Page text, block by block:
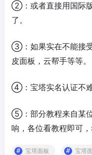
②：或者直接用国际
了。
③：如果实在不能接
皮面板，云帮手等等。
④：宝塔实名认证不难
⑤：部分教程来自某
响，各位看教程即可，
宝塔面板 宝塔